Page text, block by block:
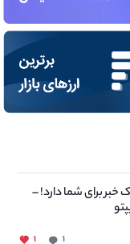
خبر برای شما دارد! –
۱ ۱